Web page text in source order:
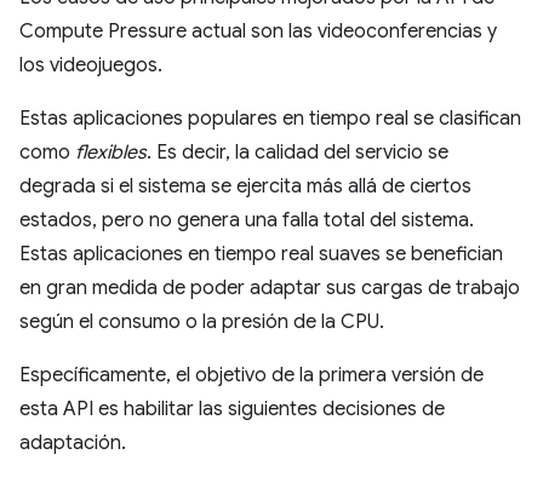
Compute Pressure actual son las videoconferencias y
los videojuegos.
Estas aplicaciones populares en tiempo real se clasifican
como flexibles. Es decir, la calidad del servicio se
degrada si el sistema se ejercita más allá de ciertos
estados, pero no genera una falla total del sistema.
Estas aplicaciones en tiempo real suaves se benefician
en gran medida de poder adaptar sus cargas de trabajo
según el consumo o la presión de la CPU.
Específicamente, el objetivo de la primera versión de
esta API es habilitar las siguientes decisiones de
adaptación.